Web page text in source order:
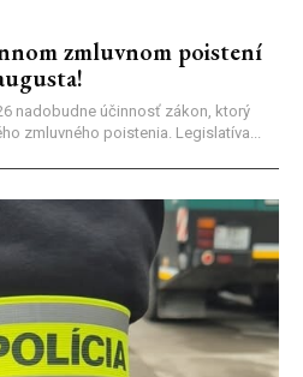
zmluvnom poistení
nadobudne účinnosť zákon, ktorý
zmluvného poistenia. Legislatíva...